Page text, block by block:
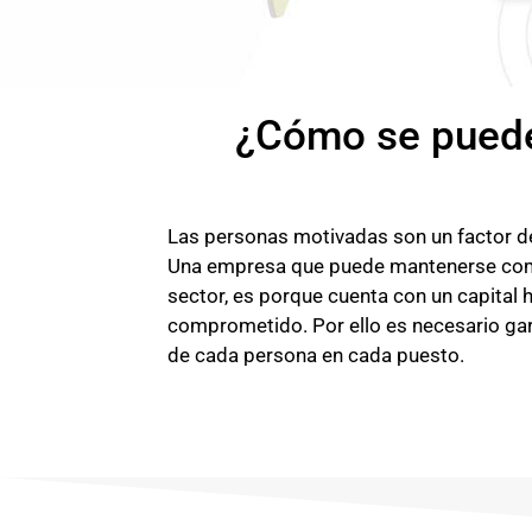
¿Cómo se
Las personas motivadas son un factor
Una empresa que puede mantenerse
sector, es porque cuenta con un capital
comprometido. Por ello es necesario
de cada persona en cada puesto.